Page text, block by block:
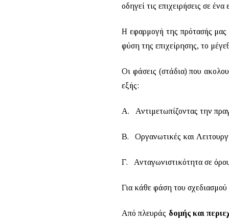
οδηγεί τις επιχειρήσεις σε
Η εφαρμογή της πρότασής μας
φύση της επιχείρησης, το
Οι φάσεις (στάδια) που
εξής:
Α. Αντιμετωπίζοντας την
Β. Οργανωτικές και
Γ. Ανταγωνιστικότητα σε
Για κάθε φάση του σχεδιασμού
Από πλευράς δομής και